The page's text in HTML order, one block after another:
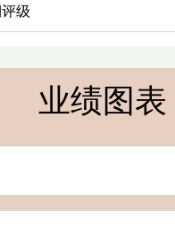
级
业绩图表
图表内容将自动更新。
图表内容将自动更新。